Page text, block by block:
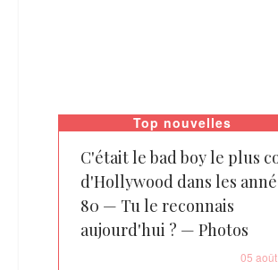
Top nouvelles
C'était le bad boy le plus
d'Hollywood dans les
80 — Tu le reconnais
aujourd'hui ? — Photos
05